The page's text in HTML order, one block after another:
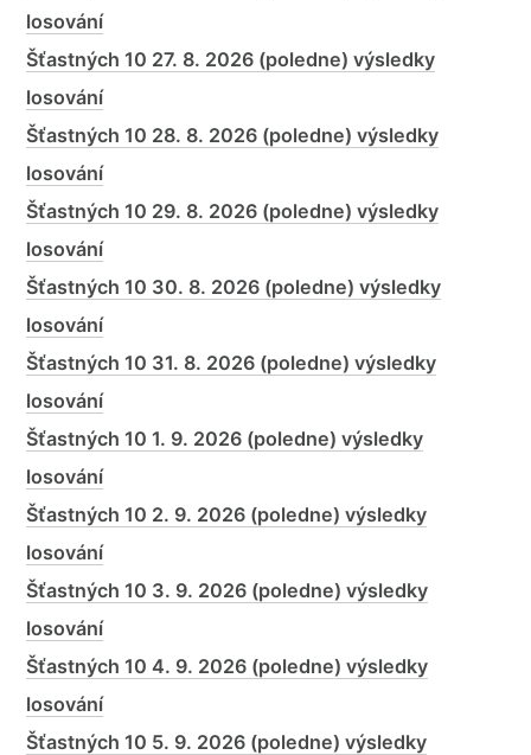
losování
Šťastných 10 27. 8. 2026 (poledne) výsledky
losování
Šťastných 10 28. 8. 2026 (poledne) výsledky
losování
Šťastných 10 29. 8. 2026 (poledne) výsledky
losování
Šťastných 10 30. 8. 2026 (poledne) výsledky
losování
Šťastných 10 31. 8. 2026 (poledne) výsledky
losování
Šťastných 10 1. 9. 2026 (poledne) výsledky
losování
Šťastných 10 2. 9. 2026 (poledne) výsledky
losování
Šťastných 10 3. 9. 2026 (poledne) výsledky
losování
Šťastných 10 4. 9. 2026 (poledne) výsledky
losování
Šťastných 10 5. 9. 2026 (poledne) výsledky